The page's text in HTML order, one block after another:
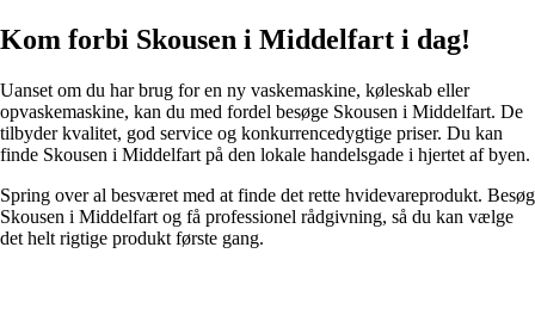
Kom forbi Skousen i Middelfart i dag!
Uanset om du har brug for en ny vaskemaskine, køleskab eller
opvaskemaskine, kan du med fordel besøge Skousen i Middelfart. De
tilbyder kvalitet, god service og konkurrencedygtige priser. Du kan
finde Skousen i Middelfart på den lokale handelsgade i hjertet af byen.
Spring over al besværet med at finde det rette hvidevareprodukt. Besøg
Skousen i Middelfart og få professionel rådgivning, så du kan vælge
det helt rigtige produkt første gang.